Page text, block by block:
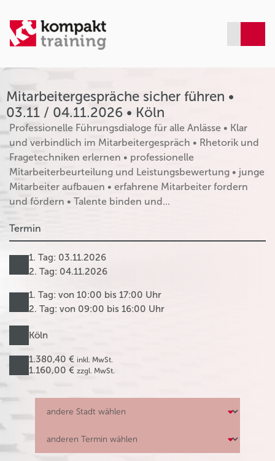
Mitarbeitergespräche sicher führen •
03.11 / 04.11.2026 • Köln
Professionelle Führungsdialoge für alle Anlässe • Klar
und verbindlich im Mitarbeitergespräch • Rhetorik und
Fragetechniken erlernen • professionelle
Mitarbeiterbeurteilung und Leistungsbewertung • junge
Mitarbeiter aufbauen • erfahrene Mitarbeiter fordern
und fördern • Talente binden und...
Termin
1. Tag: 03.11.2026
2. Tag: 04.11.2026
1. Tag: von 10:00 bis 17:00 Uhr
2. Tag: von 09:00 bis 16:00 Uhr
Köln
1.380,40 € inkl. MwSt.
1.160,00 € zzgl. MwSt.